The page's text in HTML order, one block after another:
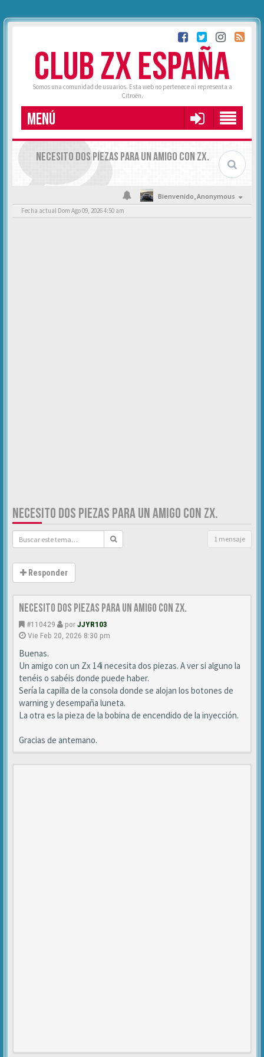
CLUB ZX ESPAÑA
Somos una comunidad de usuarios. Esta web no pertenece ni representa a
Citroën.
MENÚ
NECESITO DOS PIEZAS PARA UN AMIGO CON ZX.
Bienvenido,Anonymous
Fecha actual Dom Ago 09, 2026 4:50 am
NECESITO DOS PIEZAS PARA UN AMIGO CON ZX.
1 mensaje
Responder
Necesito dos piezas para un amigo con ZX.
#110429 porJJYR103
Vie Feb 20, 2026 8:30 pm
Buenas.
Un amigo con un Zx 14i necesita dos piezas. A ver si alguno la
tenéis o sabéis donde puede haber.
Sería la capilla de la consola donde se alojan los botones de
warning y desempaña luneta.
La otra es la pieza de la bobina de encendido de la inyección.
Gracias de antemano.